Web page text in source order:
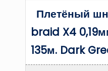
Плетёный
braid X4
135м. Dark